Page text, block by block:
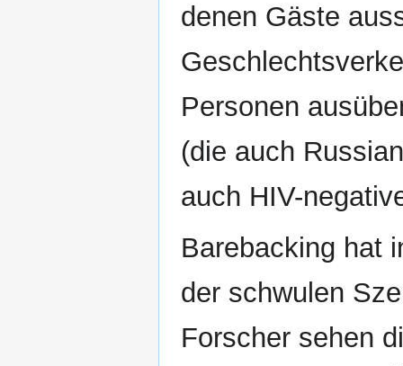
denen Gäste
Personen
(die auch
auch HIV-
Barebacking hat
der schwulen
Forscher sehen